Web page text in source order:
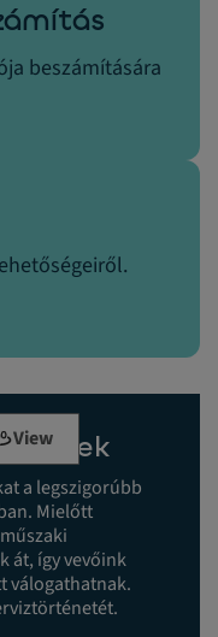
beszámítására
View
a legszigorúbb
Mielőtt
át, így vevőink
válogathatnak.